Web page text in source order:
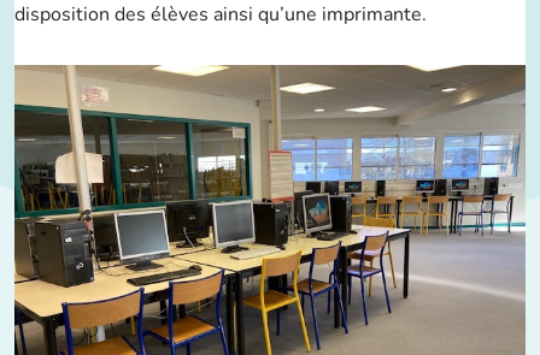
disposition des élèves ainsi qu’une imprimante.